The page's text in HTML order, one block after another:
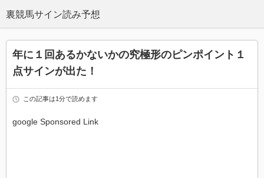
年に１回あるかないかの究極形のピンポイント１
点サインが出た！
この記事は1分で読めます
google Sponsored Link